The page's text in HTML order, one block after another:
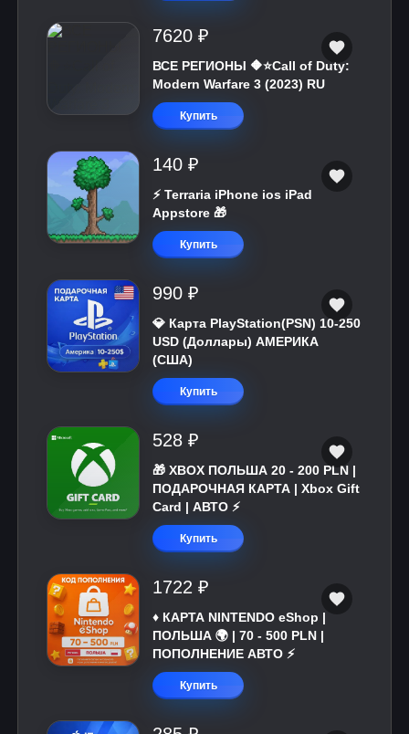
7620 ₽
ВСЕ РЕГИОНЫ 🔶⭐Call of Duty:
Modern Warfare 3 (2023) RU
Купить
140 ₽
⚡️ Terraria iPhone ios iPad
Appstore 🎁
Купить
990 ₽
💎 Карта PlayStation(PSN) 10-250
USD (Доллары) АМЕРИКА
(США)
Купить
528 ₽
🎁 XBOX ПОЛЬША 20 - 200 PLN |
ПОДАРОЧНАЯ КАРТА | Xbox Gift
Card | АВТО ⚡
Купить
1722 ₽
♦️ КАРТА NINTENDO eShop |
ПОЛЬША 🌍 | 70 - 500 PLN |
ПОПОЛНЕНИЕ АВТО ⚡
Купить